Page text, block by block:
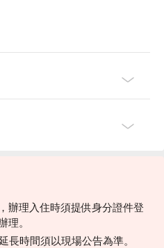
辦理入住時須提供身分證件登
。
長時間須以現場公告為準。